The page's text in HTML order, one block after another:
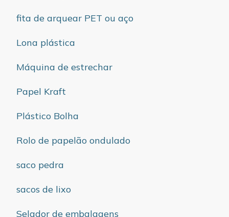
fita de arquear PET ou aço
Lona plástica
Máquina de estrechar
Papel Kraft
Plástico Bolha
Rolo de papelão ondulado
saco pedra
sacos de lixo
Selador de embalagens